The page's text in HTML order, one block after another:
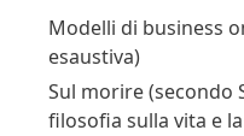
Modelli di business
esaustiva)
Sul morire (secondo
filosofia sulla vita e